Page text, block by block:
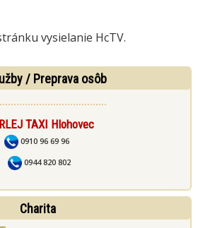
vysielanie HcTV.
/ Preprava osôb
TAXI Hlohovec
0910 96 69 96
0944 820 802
Charita